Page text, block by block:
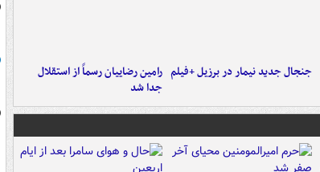
جنجال جدید نیمار در برزیل +فیلم رامین رضاییان رسماً از استقلال
جدا شد